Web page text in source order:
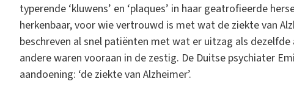
typerende ‘kluwens’ en ‘plaques’ in haar geatrofieerde
herkenbaar, voor wie vertrouwd is met wat de ziekte van
beschreven al snel patiënten met wat er uitzag als
andere waren vooraan in de zestig. De Duitse psychiater
aandoening: ‘de ziekte van Alzheimer’.